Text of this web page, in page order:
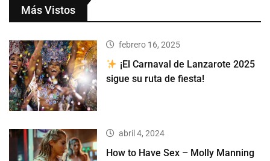
Más Vistos
febrero 16, 2025
¡El Carnaval de Lanzarote 2025
sigue su ruta de fiesta!
abril 4, 2024
How to Have Sex – Molly Manning